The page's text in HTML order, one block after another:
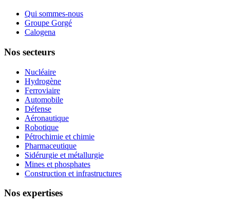
Qui sommes-nous
Groupe Gorgé
Calogena
Nos secteurs
Nucléaire
Hydrogène
Ferroviaire
Automobile
Défense
Aéronautique
Robotique
Pétrochimie et chimie
Pharmaceutique
Sidérurgie et métallurgie
Mines et phosphates
Construction et infrastructures
Nos expertises